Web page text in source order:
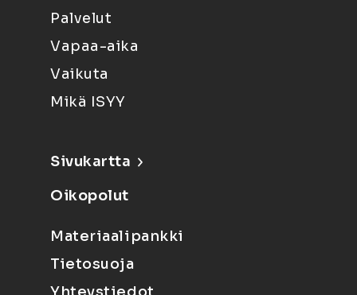
Palvelut
Vapaa-aika
Vaikuta
Mikä ISYY
Sivukartta
Oikopolut
Materiaalipankki
Tietosuoja